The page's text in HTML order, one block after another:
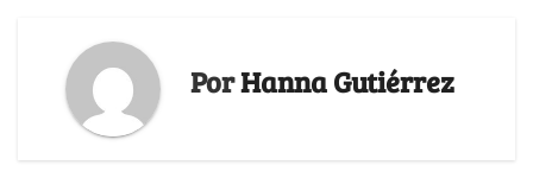
PorHanna Gutiérrez